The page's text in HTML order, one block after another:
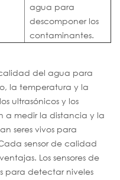
agua para
descomponer los
contaminantes.
del agua para
la temperatura y la
ultrasónicos y los
a medir la distancia y la
seres vivos para
sensor de calidad
Los sensores de
para detectar niveles